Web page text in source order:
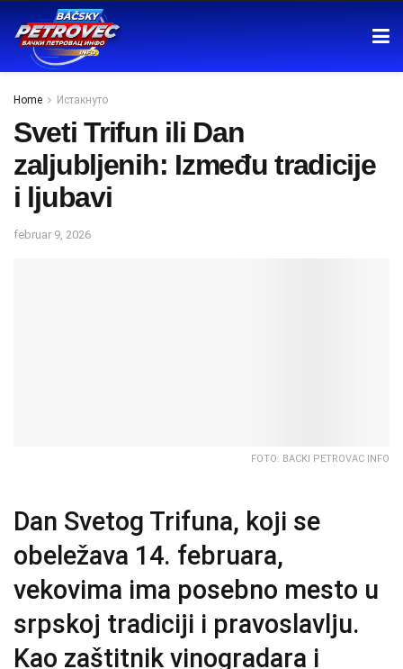
Home Истакнуто
Sveti Trifun ili Dan
zaljubljenih: Između tradicije
i ljubavi
februar 9, 2026
FOTO: BACKI PETROVAC INFO
Dan Svetog Trifuna, koji se
obeležava 14. februara,
vekovima ima posebno mesto u
srpskoj tradiciji i pravoslavlju.
Kao zaštitnik vinogradara i